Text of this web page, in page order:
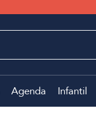
Agenda Infantil